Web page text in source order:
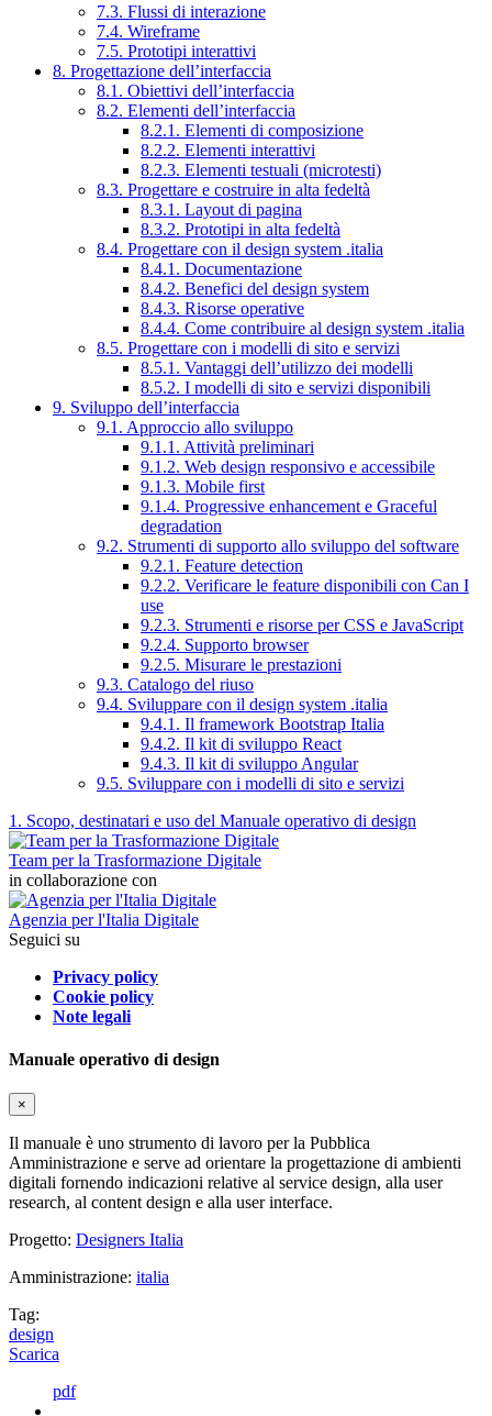
7.3. Flussi di interazione
7.4. Wireframe
7.5. Prototipi interattivi
8. Progettazione dell’interfaccia
8.1. Obiettivi dell’interfaccia
8.2. Elementi dell’interfaccia
8.2.1. Elementi di composizione
8.2.2. Elementi interattivi
8.2.3. Elementi testuali (microtesti)
8.3. Progettare e costruire in alta fedeltà
8.3.1. Layout di pagina
8.3.2. Prototipi in alta fedeltà
8.4. Progettare con il design system .italia
8.4.1. Documentazione
8.4.2. Benefici del design system
8.4.3. Risorse operative
8.4.4. Come contribuire al design system .italia
8.5. Progettare con i modelli di sito e servizi
8.5.1. Vantaggi dell’utilizzo dei modelli
8.5.2. I modelli di sito e servizi disponibili
9. Sviluppo dell’interfaccia
9.1. Approccio allo sviluppo
9.1.1. Attività preliminari
9.1.2. Web design responsivo e accessibile
9.1.3. Mobile first
9.1.4. Progressive enhancement e Graceful
degradation
9.2. Strumenti di supporto allo sviluppo del software
9.2.1. Feature detection
9.2.2. Verificare le feature disponibili con Can I
use
9.2.3. Strumenti e risorse per CSS e JavaScript
9.2.4. Supporto browser
9.2.5. Misurare le prestazioni
9.3. Catalogo del riuso
9.4. Sviluppare con il design system .italia
9.4.1. Il framework Bootstrap Italia
9.4.2. Il kit di sviluppo React
9.4.3. Il kit di sviluppo Angular
9.5. Sviluppare con i modelli di sito e servizi
1. Scopo, destinatari e uso del Manuale operativo di design
Team per la Trasformazione Digitale
in collaborazione con
Agenzia per l'Italia Digitale
Seguici su
Privacy policy
Cookie policy
Note legali
Manuale operativo di design
×
Il manuale è uno strumento di lavoro per la Pubblica
Amministrazione e serve ad orientare la progettazione di ambienti
digitali fornendo indicazioni relative al service design, alla user
research, al content design e alla user interface.
Progetto: Designers Italia
Amministrazione: italia
Tag:
design
Scarica
pdf